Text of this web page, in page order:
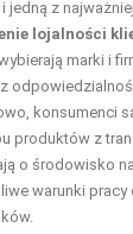
jedną z
lojalności
marki i
konsumenci
produktów z
o środowisko
warunki pracy